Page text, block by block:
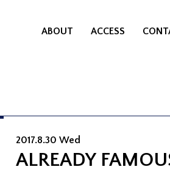
ABOUT ACCESS
2017.8.30 Wed
ALREADY